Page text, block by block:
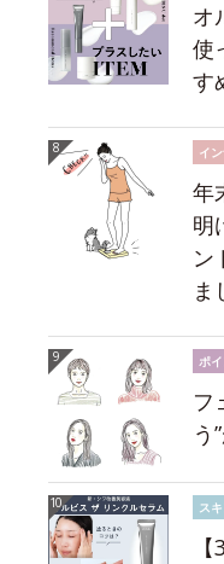
オ
使
す
イ
年
明
ン
ま
ポ
フ
う
ス